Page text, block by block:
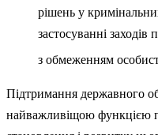
рішень у
застосуванні
з обмеженням
Підтримання державного
найважливіщою функцією